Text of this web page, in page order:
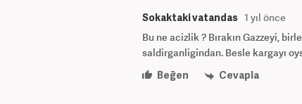
Sokaktaki vatandas 1 yıl önce
Bu ne acizlik ? Bırakın Gazzeyi,
saldirganligindan. Besle kargayı
Beğen
Cevapla